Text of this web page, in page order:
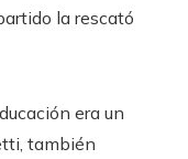
la rescató
era un
también